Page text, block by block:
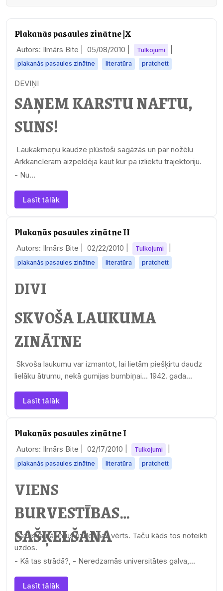
Plakanās pasaules zinātne |X
Autors: Ilmārs Bite | 05/08/2010 Tulkojumi
plakanās pasaules zinātne literatūra pratchett
DEVIŅI
SAŅEM KARSTU NAFTU,
SUNS!
Laukakmeņu kaudze plūstoši sagāzās un par nožēlu
Arkkancleram aizpeldēja kaut kur pa izliektu trajektoriju.
- Nu…
Lasīt tālāk
Plakanās pasaules zinātne II
Autors: Ilmārs Bite | 02/22/2010 Tulkojumi
plakanās pasaules zinātne literatūra pratchett
DIVI
SKVOŠA LAUKUMA
ZINĀTNE
Skvoša laukumu var izmantot, lai lietām piešķirtu daudz
lielāku ātrumu, nekā gumijas bumbiņai... 1942. gada
Lasīt tālāk
Plakanās pasaules zinātne I
Autors: Ilmārs Bite | 02/17/2010 Tulkojumi
plakanās pasaules zinātne literatūra pratchett
VIENS
BURVESTĪBAS
SAŠĶELŠANA
Dažus jautājumus uzdot nav vērts. Taču kāds tos noteikti
uzdos.
- Kā tas strādā?, - Neredzamās universitātes galva,…
Lasīt tālāk